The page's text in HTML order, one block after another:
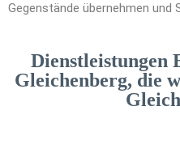
Gegenstände übernehmen und
Dienstleistungen
Gleichenberg, die